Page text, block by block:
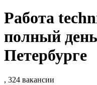
Работа
полный
Петербурге
, 324 вакансии